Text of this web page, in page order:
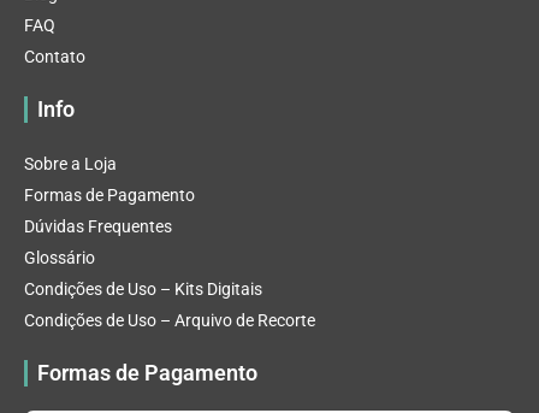
FAQ
Contato
Info
Sobre a Loja
Formas de Pagamento
Dúvidas Frequentes
Glossário
Condições de Uso – Kits Digitais
Condições de Uso – Arquivo de Recorte
Formas de Pagamento